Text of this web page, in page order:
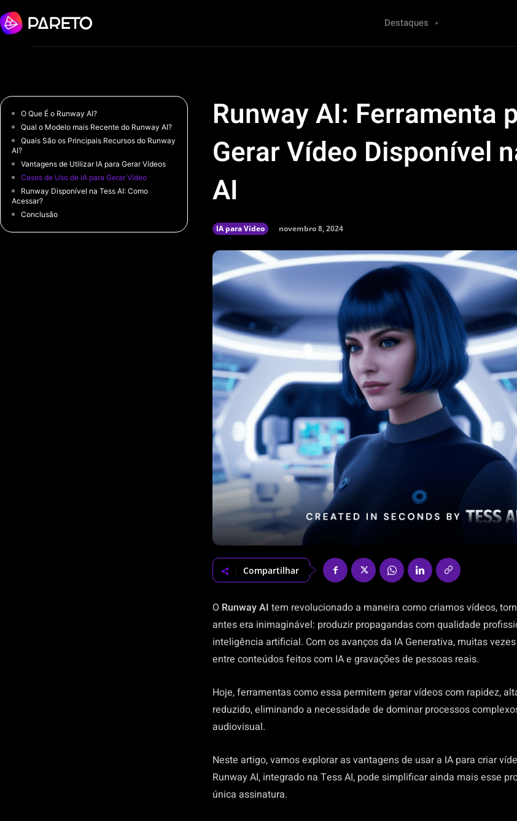
Destaques
O Que É o Runway AI?
Qual o Modelo mais Recente do Runway AI?
Quais São os Principais Recursos do Runway
AI?
Vantagens de Utilizar IA para Gerar Vídeos
Casos de Uso de IA para Gerar Vídeo
Runway Disponível na Tess AI: Como
Acessar?
Conclusão
Runway AI: Ferramenta
Gerar Vídeo Disponível
AI
IA para Vídeo novembro 8, 2024
Compartilhar
O Runway AI tem revolucionado a maneira como criamos vídeos,
antes era inimaginável: produzir propagandas com qualidade
inteligência artificial. Com os avanços da IA Generativa, muitas
entre conteúdos feitos com IA e gravações de pessoas reais.
Hoje, ferramentas como essa permitem gerar vídeos com rapidez,
reduzido, eliminando a necessidade de dominar processos
audiovisual.
Neste artigo, vamos explorar as vantagens de usar a IA para criar
Runway AI, integrado na Tess AI, pode simplificar ainda mais esse
única assinatura.